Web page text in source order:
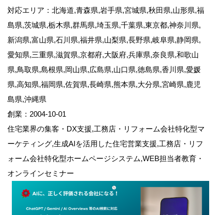
対応エリア：北海道,青森県,岩手県,宮城県,秋田県,山形県,福
島県,茨城県,栃木県,群馬県,埼玉県,千葉県,東京都,神奈川県,
新潟県,富山県,石川県,福井県,山梨県,長野県,岐阜県,静岡県,
愛知県,三重県,滋賀県,京都府,大阪府,兵庫県,奈良県,和歌山
県,鳥取県,島根県,岡山県,広島県,山口県,徳島県,香川県,愛媛
県,高知県,福岡県,佐賀県,長崎県,熊本県,大分県,宮崎県,鹿児
島県,沖縄県
創業：2004-10-01
住宅業界の集客・DX支援,工務店・リフォーム会社特化型マ
ーケティング,生成AIを活用した住宅営業支援,工務店・リフ
ォーム会社特化型ホームページシステム,WEB担当者教育・
オンラインセミナー